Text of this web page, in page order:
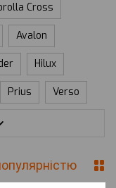
Cross
Avalon
Hilux
Prius Verso